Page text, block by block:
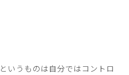
いうものは自分ではコントロ